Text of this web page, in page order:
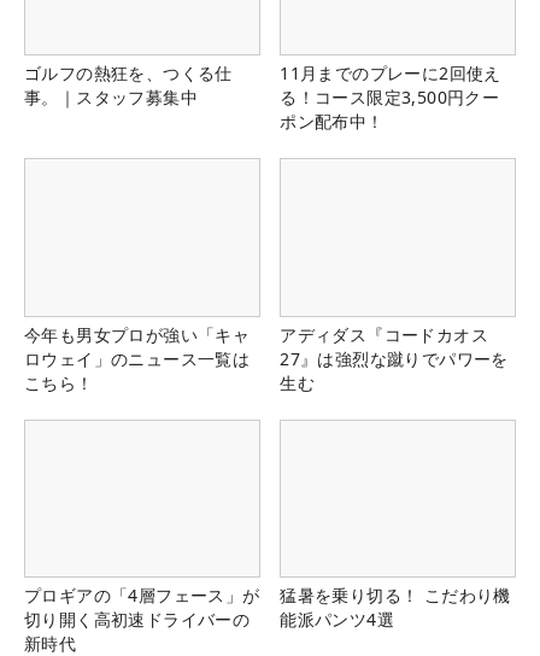
ゴルフの熱狂を、つくる仕
事。｜スタッフ募集中
11月までのプレーに2回使え
る！コース限定3,500円クー
ポン配布中！
今年も男女プロが強い「キャ
ロウェイ」のニュース一覧は
こちら！
アディダス『コードカオス
27』は強烈な蹴りでパワーを
生む
プロギアの「4層フェース」が
切り開く高初速ドライバーの
新時代
猛暑を乗り切る！ こだわり機
能派パンツ4選